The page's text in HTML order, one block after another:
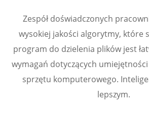
Zespół doświadczonych
wysokiej jakości algorytmy, które
program do dzielenia plików jest
wymagań dotyczących umiejętności
sprzętu komputerowego.
lepszym.